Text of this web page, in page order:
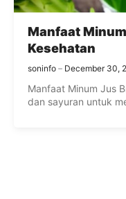
Manfaat
Kesehatan
soninfo December 30,
Manfaat Minum Jus
dan sayuran untuk